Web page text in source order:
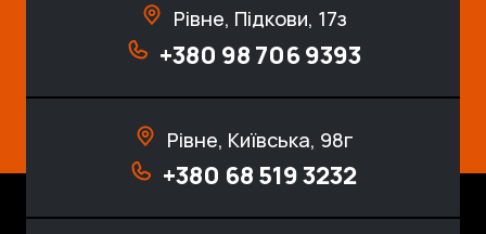
Рівне, Підкови, 17з
+380 98 706 9393
Рівне, Київська, 98г
+380 68 519 3232